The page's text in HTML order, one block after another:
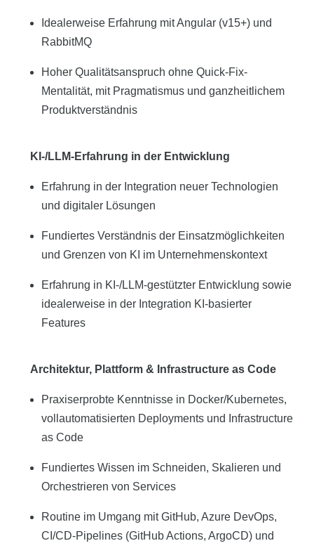
Idealerweise Erfahrung mit Angular (v15+) und
RabbitMQ
Hoher Qualitätsanspruch ohne Quick-Fix-
Mentalität, mit Pragmatismus und ganzheitlichem
Produktverständnis
KI-/LLM-Erfahrung in der Entwicklung
Erfahrung in der Integration neuer Technologien
und digitaler Lösungen
Fundiertes Verständnis der Einsatzmöglichkeiten
und Grenzen von KI im Unternehmenskontext
Erfahrung in KI-/LLM-gestützter Entwicklung sowie
idealerweise in der Integration KI-basierter
Features
Architektur, Plattform & Infrastructure as Code
Praxiserprobte Kenntnisse in Docker/Kubernetes,
vollautomatisierten Deployments und Infrastructure
as Code
Fundiertes Wissen im Schneiden, Skalieren und
Orchestrieren von Services
Routine im Umgang mit GitHub, Azure DevOps,
CI/CD-Pipelines (GitHub Actions, ArgoCD) und